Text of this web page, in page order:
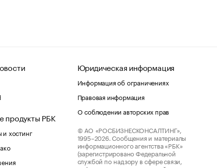
продукты РБК
хостинг
Юридическая информация
Информация об ограничениях
Правовая информация
О соблюдении авторских прав
© АО «РОСБИЗНЕСКОНСАЛТИНГ»,
1995–2026. Сообщения и материалы
информационного агентства «РБК»
(зарегистрировано Федеральной
службой по надзору в сфере связи,